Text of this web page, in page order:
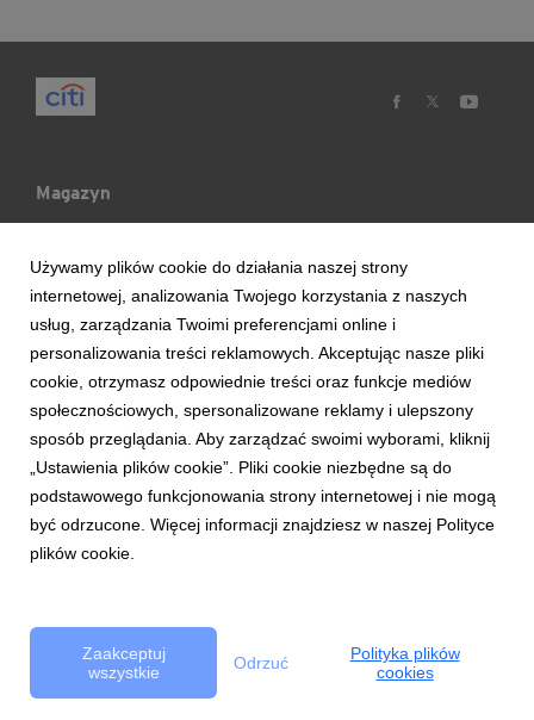
Magazyn
Mój Blog
Ludzie & Wydarzenia
Trendy & Raporty
Aktualności
Copyright © 2017 Bank Handlowy w Warszawie S.A.
Polityka Cookie
Używamy plików cookie do działania naszej strony
internetowej, analizowania Twojego korzystania z naszych
usług, zarządzania Twoimi preferencjami online i
personalizowania treści reklamowych. Akceptując nasze pliki
cookie, otrzymasz odpowiednie treści oraz funkcje mediów
społecznościowych, spersonalizowane reklamy i ulepszony
sposób przeglądania. Aby zarządzać swoimi wyborami, kliknij
„Ustawienia plików cookie”. Pliki cookie niezbędne są do
podstawowego funkcjonowania strony internetowej i nie mogą
być odrzucone. Więcej informacji znajdziesz w naszej Polityce
plików cookie.
Zaakceptuj
wszystkie
Odrzuć
Polityka plików
cookies